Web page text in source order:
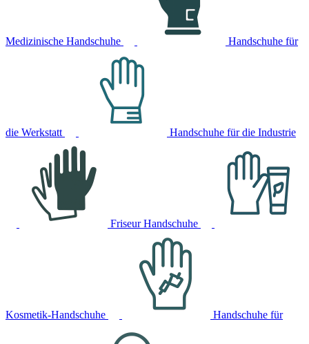
Medizinische Handschuhe Handschuhe für
die Werkstatt Handschuhe für die Industrie
Friseur Handschuhe
Kosmetik-Handschuhe Handschuhe für